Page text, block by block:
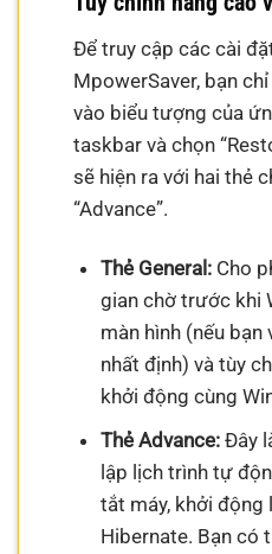
Để truy cập các cài
MpowerSaver, bạn
vào biểu tượng của
taskbar và chọn
sẽ hiện ra với hai thẻ
“Advance”.
Thẻ General:Cho
gian chờ trước khi
màn hình (nếu
nhất định) và tùy
khởi động cùng
Thẻ Advance:Đây
lập lịch trình tự
tắt máy, khởi động
Hibernate. Bạn có